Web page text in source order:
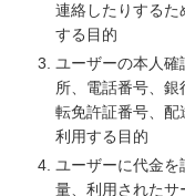
連絡したりするた
する目的
ユーザーの本人
所、電話番号、
転免許証番号、配
利用する目的
ユーザーに代金
量、利用されたサ